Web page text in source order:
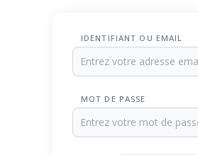
IDENTIFIANT OU EMAIL
MOT DE PASSE